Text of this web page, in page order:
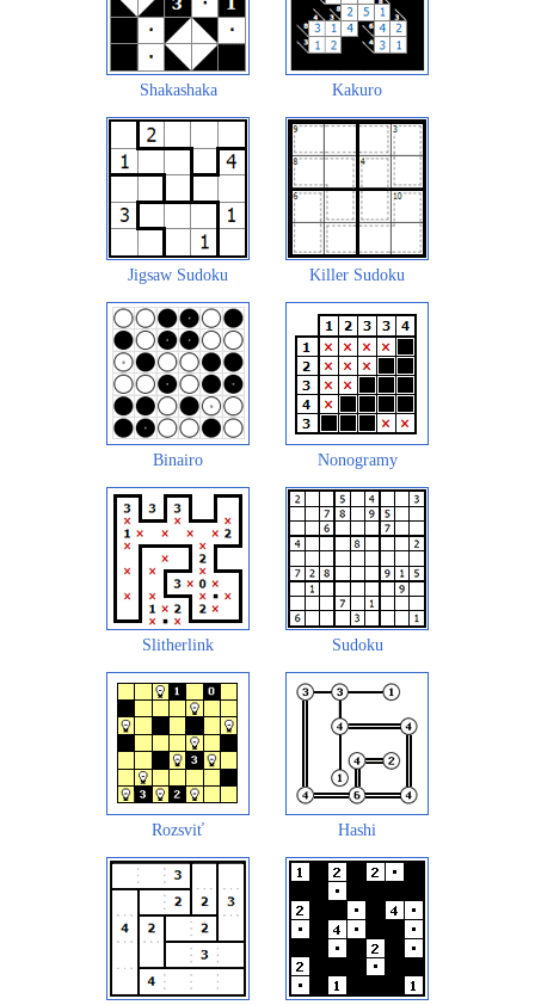
Shakashaka Kakuro
Jigsaw Sudoku Killer Sudoku
Binairo Nonogramy
Slitherlink Sudoku
Rozsviť Hashi